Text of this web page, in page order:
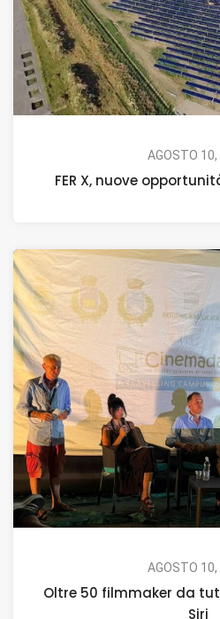
AGOSTO
FER X, nuove
AGOSTO
Oltre 50 filmmaker da
Siri